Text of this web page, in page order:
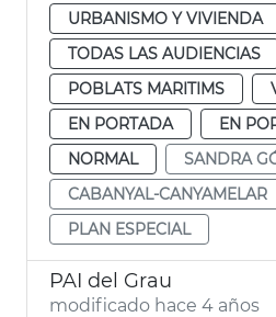
URBANISMO Y VIVIENDA
TODAS LAS AUDIENCIAS
POBLATS MARITIMS
EN PORTADA
EN
NORMAL
SANDRA
CABANYAL-CANYAMELAR
PLAN ESPECIAL
PAI del Grau
modificado hace 4 años